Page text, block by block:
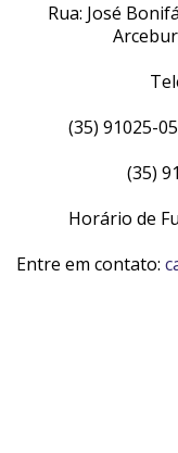
Rua: José
(35) 91025-
(35)
Horário de
Entre em contato: